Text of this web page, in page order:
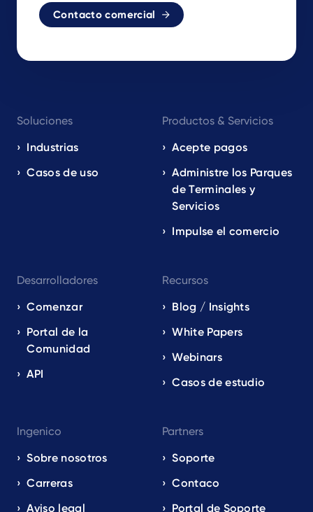
Contacto comercial
navigation
EN
Soluciones
Industrias
Casos de uso
Productos & Servicios
Acepte pagos
Administre los Parques
de Terminales y
Servicios
Impulse el comercio
Desarrolladores
Comenzar
Portal de la
Comunidad
API
Recursos
Blog / Insights
White Papers
Webinars
Casos de estudio
Ingenico
Sobre nosotros
Carreras
Aviso legal
Partners
Soporte
Contaco
Portal de Soporte